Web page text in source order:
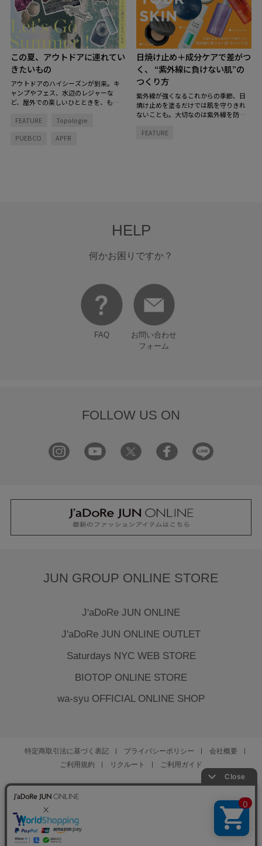
この夏、アウトドアに連れてい
きたいもの
アウトドアのハイシーズンが到来。キ
ャンプやフェス、水辺のレジャーな
ど、屋外での楽しいひとときを、もっ
えました。 とっておきのアイテムを持
を！
FEATURE Topologie
PUEBCO APFR
日焼け止め＋成分ケアで差がつ
く、 “紫外線に負けない肌”の
つくり方
紫外線が強くなるこれからの季節、日
焼け止めを塗るだけでは肌を守りきれ
ないことも。大切なのは紫外線を防ぐ
ョンを整えること。
FEATURE
HELP
何かお困りですか？
FAQ
お問い合わせ
フォーム
FOLLOW US ON
JUN GROUP ONLINE STORE
J'aDoRe JUN ONLINE
J'aDoRe JUN ONLINE OUTLET
Saturdays NYC WEB STORE
BIOTOP ONLINE STORE
wa-syu OFFICIAL ONLINE SHOP
特定商取引法に基づく表記 プライバシーポリシー
会社概要
ご利用規約
リクルート ご利用ガイド
© JUN CO.,LTD. ALL RIGHTS RESERVED.